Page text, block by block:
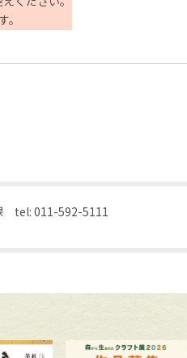
tel: 011-592-5111